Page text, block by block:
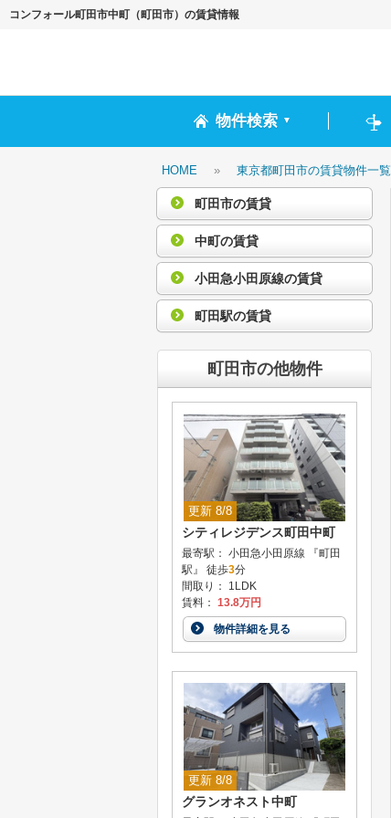
コンフォール町田市中町（町田市）の賃貸情報
物件検索 ▼
HOME » 東京都町田市の賃貸物件一覧
町田市の賃貸
中町の賃貸
小田急小田原線の賃貸
町田駅の賃貸
町田市の他物件
更新 8/8
シティレジデンス町田中町
最寄駅： 小田急小田原線 『町田
駅』 徒歩3分
間取り： 1LDK
賃料： 13.8万円
物件詳細を見る
更新 8/8
グランオネスト中町